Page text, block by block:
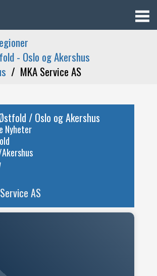
- Oslo og Akershus
MKA Service AS
/ Oslo og Akershus
Nyheter
AS